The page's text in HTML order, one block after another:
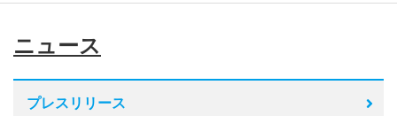
ニュース
プレスリリース